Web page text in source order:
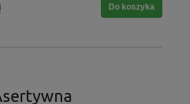
Do koszyka